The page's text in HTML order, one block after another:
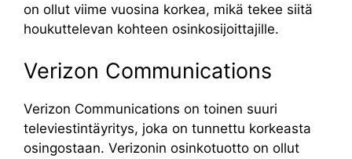
on ollut viime vuosina korkea, mikä tekee siitä
houkuttelevan kohteen osinkosijoittajille.
Verizon Communications
Verizon Communications on toinen suuri
televiestintäyritys, joka on tunnettu korkeasta
osingostaan. Verizonin osinkotuotto on ollut